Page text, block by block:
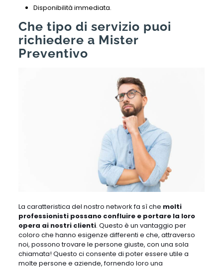
Disponibilità immediata.
Che tipo di servizio puoi
richiedere a Mister
Preventivo
La caratteristica del nostro network fa sì che molti
professionisti possano confluire e portare la loro
opera ai nostri clienti. Questo è un vantaggio per
coloro che hanno esigenze differenti e che, attraverso
noi, possono trovare le persone giuste, con una sola
chiamata! Questo ci consente di poter essere utile a
molte persone e aziende, fornendo loro una